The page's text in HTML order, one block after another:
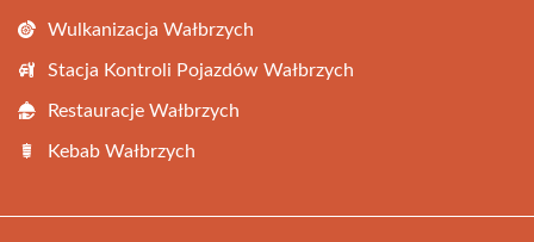
Wulkanizacja Wałbrzych
Stacja Kontroli Pojazdów Wałbrzych
Restauracje Wałbrzych
Kebab Wałbrzych